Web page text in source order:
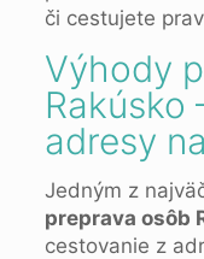
či cestujete
Výhody
Rakúsko
adresy
Jedným z
preprava osôb
cestovanie z